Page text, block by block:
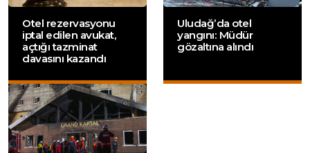
Otel rezervasyonu
iptal edilen avukat,
açtığı tazminat
davasını kazandı
Uludağ’da otel
yangını: Müdür
gözaltına alındı